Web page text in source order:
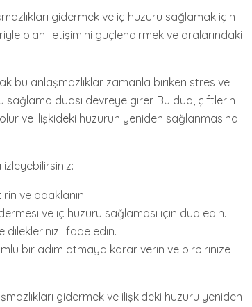
gidermek ve iç huzuru sağlamak için
olan iletişimini güçlendirmek ve aralarındaki
bu anlaşmazlıklar zamanla biriken stres ve
duası devreye girer. Bu dua, çiftlerin
ve ilişkideki huzurun yeniden sağlanmasına
izleyebilirsiniz:
ve odaklanın.
ve iç huzuru sağlaması için dua edin.
dileklerinizi ifade edin.
bir adım atmaya karar verin ve birbirinize
gidermek ve ilişkideki huzuru yeniden